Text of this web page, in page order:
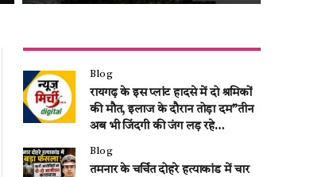
Blog
रायगढ़ के इस प्लांट हादसे में दो श्रमिकों
की मौत, इलाज के दौरान तोड़ा दम”तीन
अब भी जिंदगी की जंग लड़ रहे…
Blog
तमनार के चर्चित दोहरे हत्याकांड में चार